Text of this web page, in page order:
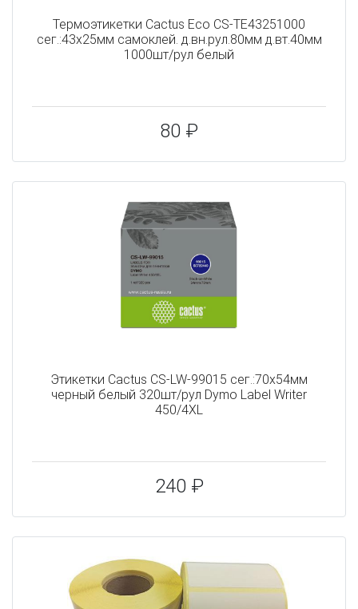
Термоэтикетки Cactus Eco CS-TE43251000
сег.:43x25мм самоклей. д.вн.рул.80мм д.вт.40мм
1000шт/рул белый
80 ₽
Этикетки Cactus CS-LW-99015 сег.:70x54мм
черный белый 320шт/рул Dymo Label Writer
450/4XL
240 ₽